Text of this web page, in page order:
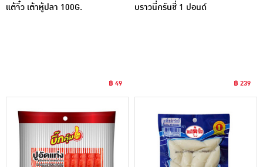
แต้จิ๋ว เต้าหู้ปลา 100G.
฿ 49
บราวนี่ครันชี่ 1 ปอนด์
฿ 239